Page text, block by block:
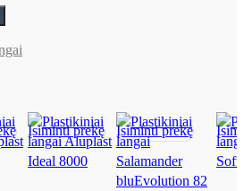
Įsiminti prekę Įsiminti prekę